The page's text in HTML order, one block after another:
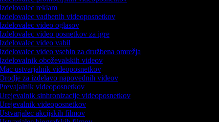
reklam
vadbenih videoposnetkov
video oglasov
video posnetkov za igre
video vabil
video vsebin za družbena omrežja
oboževalskih videov
ustvarjalnik videoposnetkov
za izdelavo napovednih videov
videoposnetkov
sinhronizacije videoposnetkov
videoposnetkov
akcijskih filmov